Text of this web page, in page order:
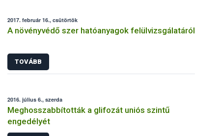
2017. február 16., csütörtök
A növényvédő szer hatóanyagok felülvizsgálatáról
TOVÁBB
2016. július 6., szerda
Meghosszabbították a glifozát uniós szintű
engedélyét